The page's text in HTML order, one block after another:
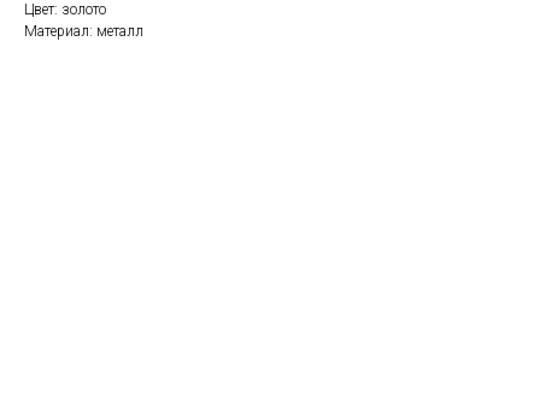
Цвет: золото
Материал: металл